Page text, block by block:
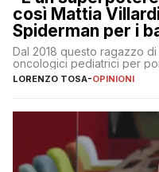
così Mattia
Spiderman per i
Dal 2018 questo ragazzo
oncologici pediatrici per
LORENZO TOSA-OPINIONI